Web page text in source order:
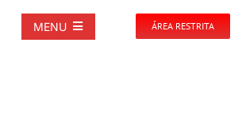
MENU ÁREA RESTRITA